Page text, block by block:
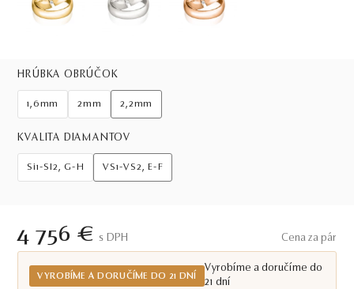
HRÚBKA OBRÚČOK
1,6mm 2mm 2,2mm
KVALITA DIAMANTOV
Si1-SI2, G-H VS1-VS2, E-F
4 756 € S DPH Cena za pár
VYROBÍME A DORUČÍME DO 21 DNÍ
Vyrobíme a doručíme do
21 dní